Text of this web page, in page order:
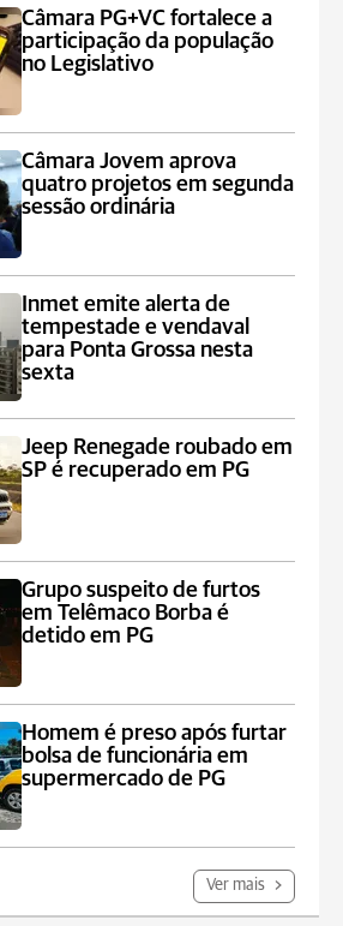
Câmara PG+VC fortalece a
participação da população
no Legislativo
Câmara Jovem aprova
quatro projetos em segunda
sessão ordinária
Inmet emite alerta de
tempestade e vendaval
para Ponta Grossa nesta
sexta
Jeep Renegade roubado em
SP é recuperado em PG
Grupo suspeito de furtos
em Telêmaco Borba é
detido em PG
Homem é preso após furtar
bolsa de funcionária em
supermercado de PG
Ver mais